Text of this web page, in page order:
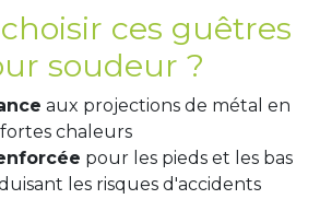
ces guêtres
soudeur ?
aux projections de métal en
chaleurs
pour les pieds et les bas
les risques d'accidents